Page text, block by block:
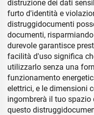
distruzione dei dati
furto d'identità e
distruggidocumenti
documenti,
durevole garantisce
facilità d'uso significa
utilizzarlo senza una
funzionamento
elettrici, e le dimensioni
ingombrerà il tuo spazio
questo